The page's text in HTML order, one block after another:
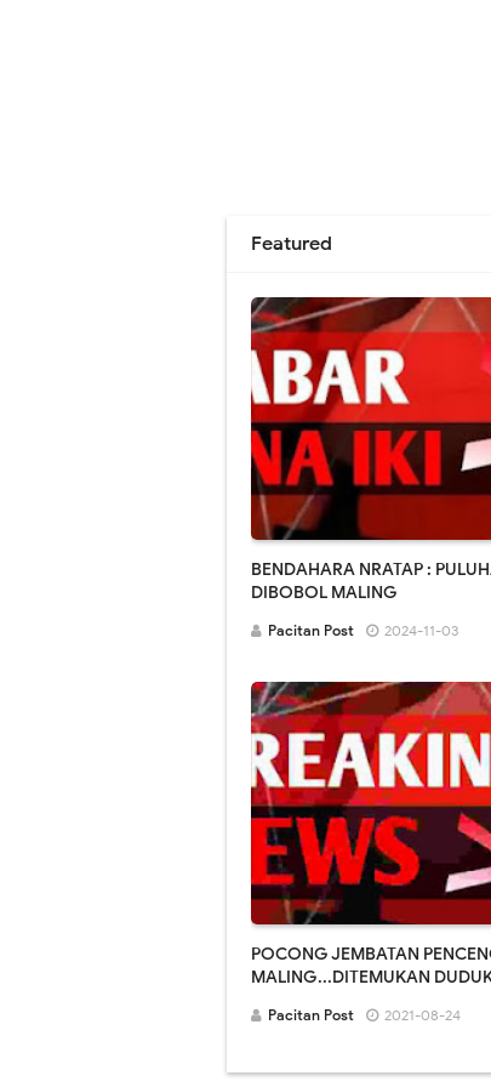
Featured
BENDAHARA NRATAP :
DIBOBOL MALING
Pacitan Post 2024-11-03
POCONG JEMBATAN
MALING...DITEMUKAN
Pacitan Post 2021-08-24